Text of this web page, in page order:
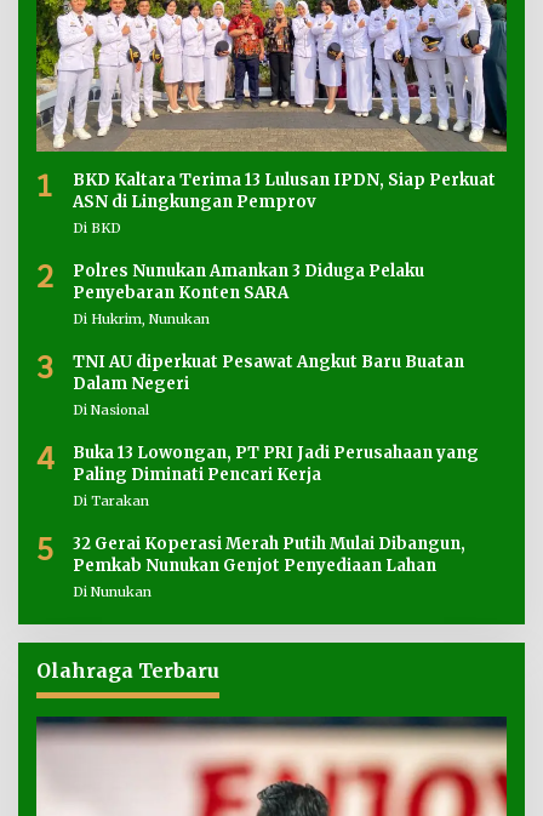
1
BKD Kaltara Terima 13 Lulusan IPDN, Siap Perkuat
ASN di Lingkungan Pemprov
Di BKD
2
Polres Nunukan Amankan 3 Diduga Pelaku
Penyebaran Konten SARA
Di Hukrim, Nunukan
3
TNI AU diperkuat Pesawat Angkut Baru Buatan
Dalam Negeri
Di Nasional
4
Buka 13 Lowongan, PT PRI Jadi Perusahaan yang
Paling Diminati Pencari Kerja
Di Tarakan
5
32 Gerai Koperasi Merah Putih Mulai Dibangun,
Pemkab Nunukan Genjot Penyediaan Lahan
Di Nunukan
Olahraga Terbaru